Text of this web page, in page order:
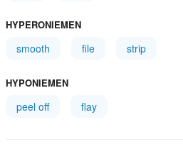
HYPERONIEMEN
smooth file strip
HYPONIEMEN
peel off flay